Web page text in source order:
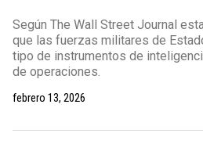
Según The Wall Street Journal
que las fuerzas militares de
tipo de instrumentos de
de operaciones.
febrero 13, 2026